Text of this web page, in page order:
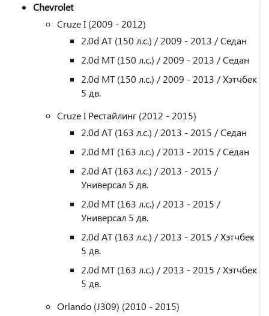
Chevrolet
Cruze I (2009 - 2012)
2.0d AT (150 л.с.) / 2009 - 2013 / Седан
2.0d MT (150 л.с.) / 2009 - 2013 / Седан
2.0d MT (150 л.с.) / 2009 - 2013 / Хэтчбек
5 дв.
Cruze I Рестайлинг (2012 - 2015)
2.0d AT (163 л.с.) / 2013 - 2015 / Седан
2.0d MT (163 л.с.) / 2013 - 2015 / Седан
2.0d AT (163 л.с.) / 2013 - 2015 /
Универсал 5 дв.
2.0d MT (163 л.с.) / 2013 - 2015 /
Универсал 5 дв.
2.0d AT (163 л.с.) / 2013 - 2015 / Хэтчбек
5 дв.
2.0d MT (163 л.с.) / 2013 - 2015 / Хэтчбек
5 дв.
Orlando (J309) (2010 - 2015)